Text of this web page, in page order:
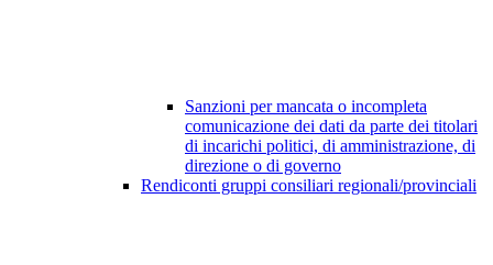
Sanzioni per mancata o incompleta
comunicazione dei dati da parte dei titolari
di incarichi politici, di amministrazione, di
direzione o di governo
Rendiconti gruppi consiliari regionali/provinciali